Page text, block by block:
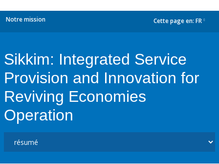
Notre mission Cette page en: FR
Sikkim: Integrated Service
Provision and Innovation for
Reviving Economies
Operation